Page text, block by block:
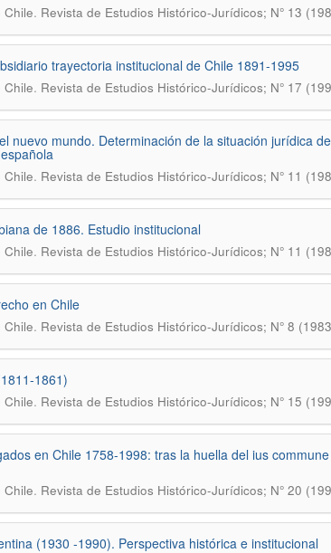
Chile. Revista de Estudios Histórico-Jurídicos; N° 13
trayectoria institucional de Chile 1891-1995
Chile. Revista de Estudios Histórico-Jurídicos; N° 17
nuevo mundo. Determinación de la situación jurídica
Chile. Revista de Estudios Histórico-Jurídicos; N° 11
de 1886. Estudio institucional
Chile. Revista de Estudios Histórico-Jurídicos; N° 11
en Chile
Chile. Revista de Estudios Histórico-Jurídicos; N° 8
1861)
Chile. Revista de Estudios Histórico-Jurídicos; N° 15
en Chile 1758-1998: tras la huella del ius
Chile. Revista de Estudios Histórico-Jurídicos; N° 20
(1930 -1990). Perspectiva histórica e institucional